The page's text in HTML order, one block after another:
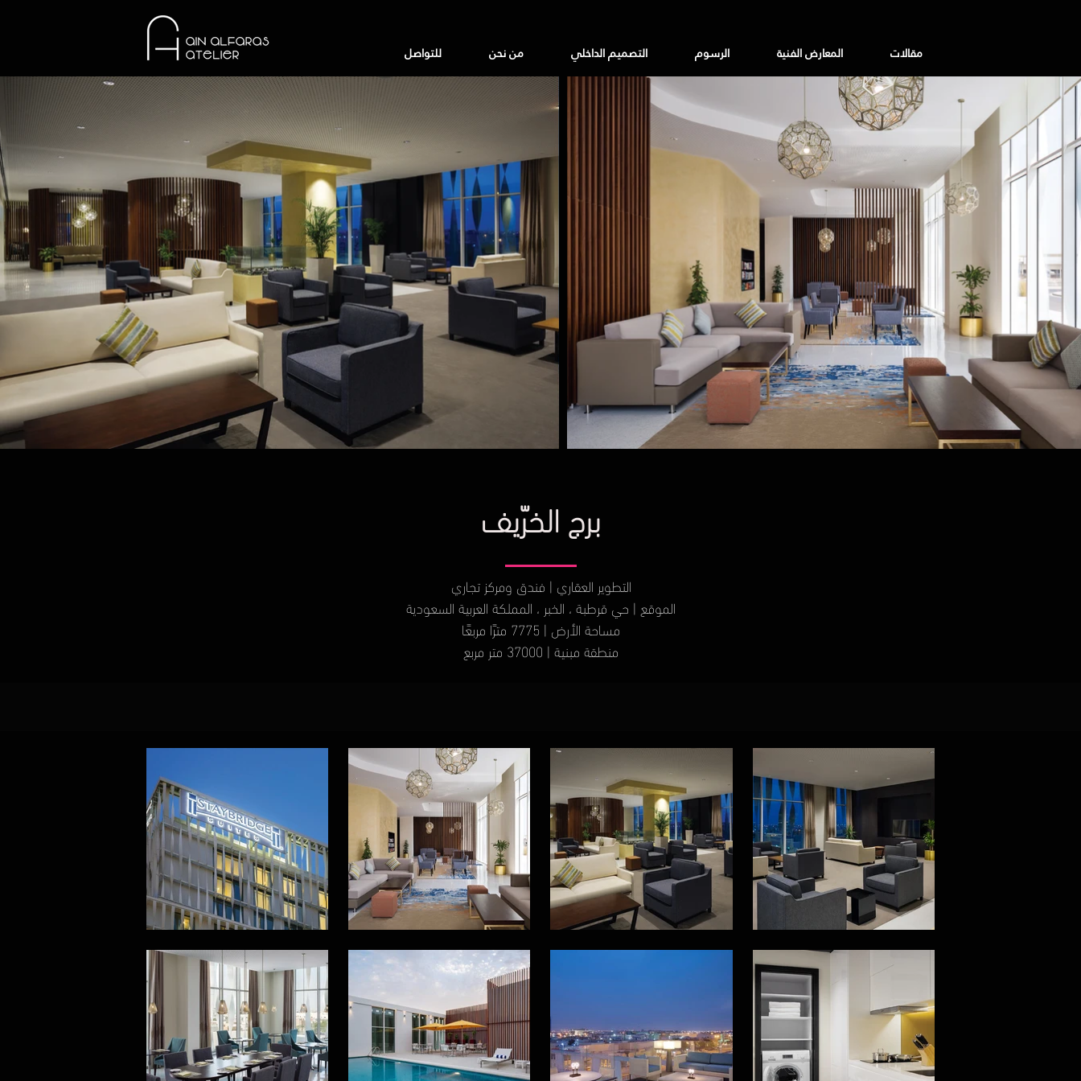
للتواصل من نحن التصميم الداخلي الرسوم المعارض الفنية مقالات
التطوير العقاري | فندق ومركز تجاري
الموقع | حي قرطبة ، الخبر ، المملكة العربية السعودية
مساحة الأرض | 7775 مترًا مربعًا
منطقة مبنية | 37000 متر مربع
برج الخرّيف